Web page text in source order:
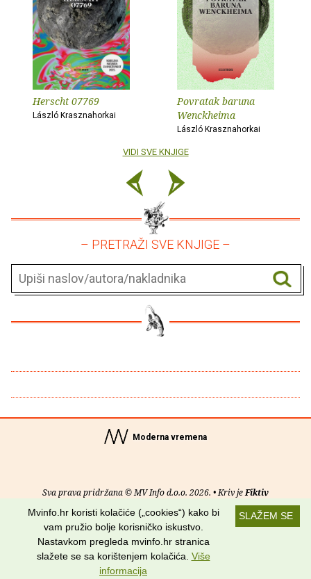
Herscht 07769
László Krasznahorkai
Povratak baruna
Wenckheima
László Krasznahorkai
VIDI SVE KNJIGE
– PRETRAŽI SVE KNJIGE –
Moderna vremena
Sva prava pridržana © MV Info d.o.o. 2026. • Kriv jeFiktiv
O nama• Pomoć• Uvjeti korištenja•RSS kanali
Potraži nas na:
SLAŽEM SE
Mvinfo.hr koristi kolačiće („cookies“) kako bi
vam pružio bolje korisničko iskustvo.
Nastavkom pregleda mvinfo.hr stranica
slažete se sa korištenjem kolačića. Više
informacija